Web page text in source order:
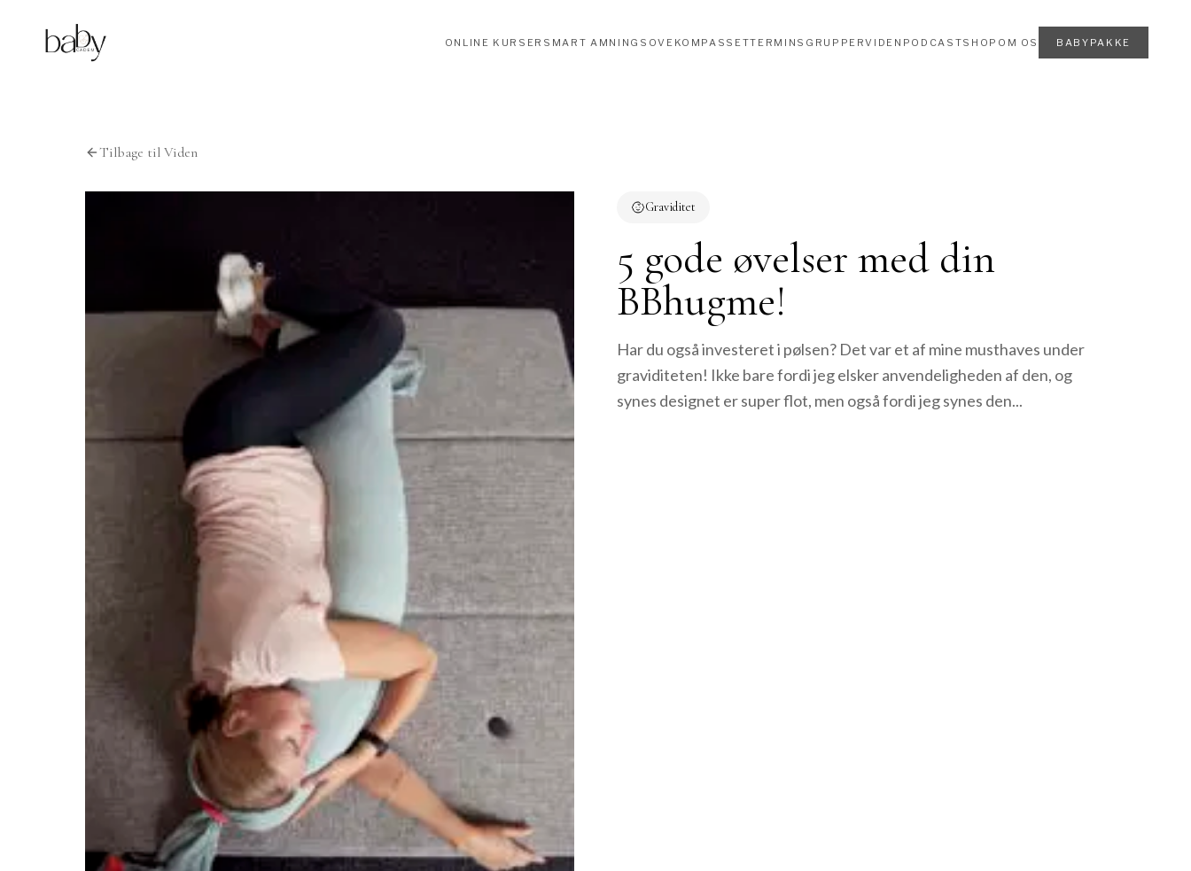
ONLINE KURSER SMART AMNING SOVEKOMPASSETTERMINSGRUPPERVIDEN PODCASTSHOP OM OS BABYPAKKE
Tilbage til Viden
Graviditet
5 gode øvelser med din
BBhugme!
Har du også investeret i pølsen? Det var et af mine musthaves under
graviditeten! Ikke bare fordi jeg elsker anvendeligheden af den, og
synes designet er super flot, men også fordi jeg synes den...